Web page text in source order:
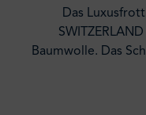
Das
Baumwolle. Das